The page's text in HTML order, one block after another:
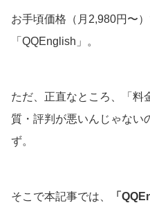
お手頃価格（月2,980円〜
「QQEnglish」。
ただ、正直なところ、「料
質・評判が悪いんじゃない
ず。
そこで本記事では、
「